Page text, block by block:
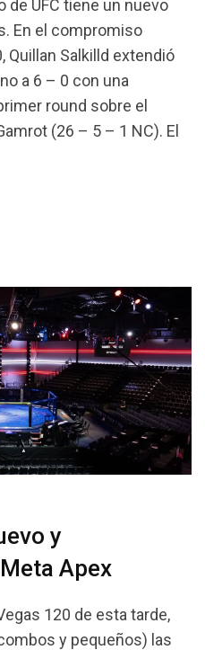
de UFC tiene un nuevo
En el compromiso
Quillan Salkilld extendió
a 6 – 0 con una
round sobre el
(26 – 5 – 1 NC). El
y
Apex
120 de esta tarde,
y pequeños) las